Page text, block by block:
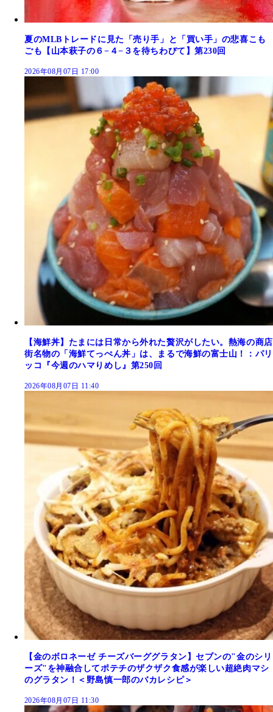
夏のMLBトレードに見た「売り手」と「買い手」の悲喜こも
ごも【山本萩子の６−４−３を待ちわびて】第230回
2026年08月07日 17:00
【海鮮丼】たまには日常から外れた贅沢がしたい。熱海の商店
街名物の「海鮮てっぺん丼」は、まるで海鮮の富士山！：パリ
ッコ『今週のハマりめし』第250回
2026年08月07日 11:40
【金のボロネーゼ チーズバーググラタン】セブンの"金のシリ
ーズ"を神融合してポテチのザクザク食感が楽しい超絶肉マシ
のグラタン！＜野島慎一郎のバカレシピ＞
2026年08月07日 11:30